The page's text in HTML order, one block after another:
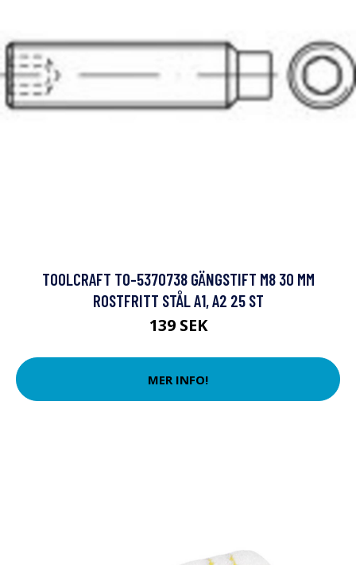
TOOLCRAFT TO-5370738 GÄNGSTIFT M8 30 MM
ROSTFRITT STÅL A1, A2 25 ST
139 SEK
MER INFO!